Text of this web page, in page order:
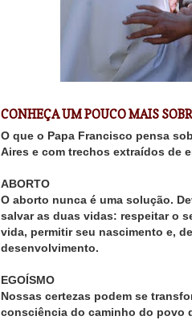
CONHEÇA UM POUCO MAIS
O que o Papa Francisco pensa
Aires e com trechos extraídos de
ABORTO
O aborto nunca é uma solução.
salvar as duas vidas: respeitar o
vida, permitir seu nascimento e,
desenvolvimento.
EGOÍSMO
Nossas certezas podem se
consciência do caminho do povo